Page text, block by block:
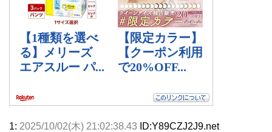
1: 2025/10/02(木) 21:02:38.43 ID:Y89CZJ2J9.net